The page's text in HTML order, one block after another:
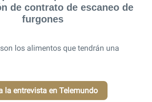
de contrato de escaneo de
furgones
los alimentos que tendrán una
la entrevista en Telemundo